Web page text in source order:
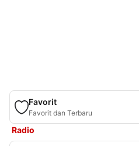
Favorit
Favorit dan Terbaru
Radio